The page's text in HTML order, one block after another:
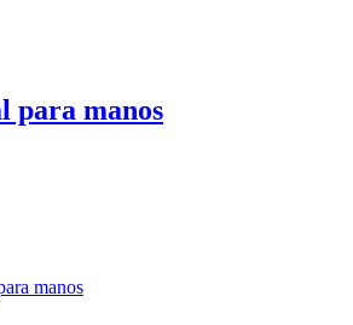
para manos
manos